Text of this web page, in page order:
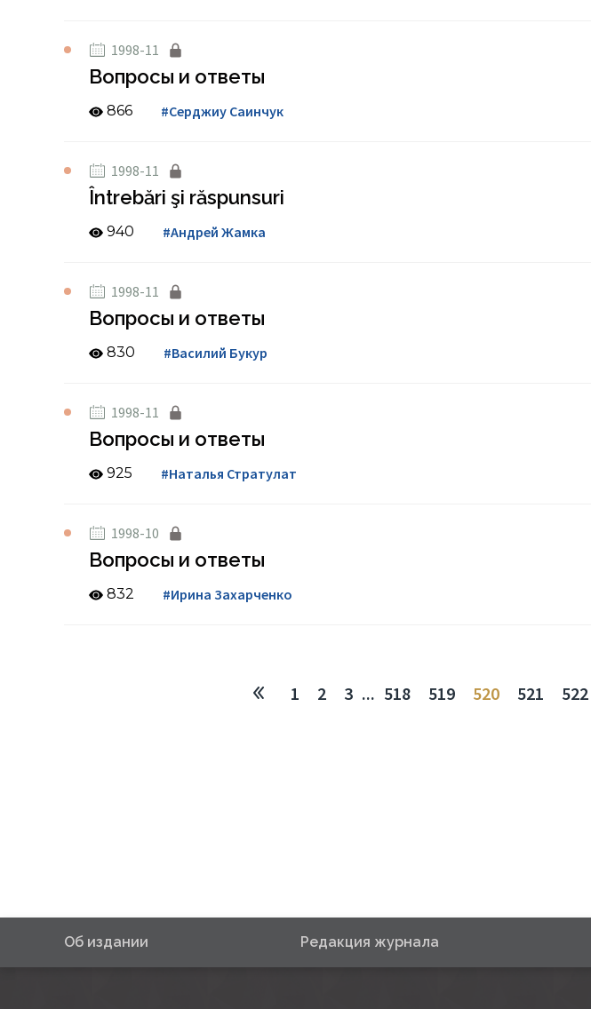
1998-11
Вопросы и ответы
866 #Серджиу Саинчук
1998-11
Întrebări şi răspunsuri
940 #Андрей Жамка
1998-11
Вопросы и ответы
830 #Василий Букур
1998-11
Вопросы и ответы
925 #Наталья Стратулат
1998-10
Вопросы и ответы
832 #Ирина Захарченко
1 2 3 ... 518 519 520 521 522
Об издании Редакция журнала